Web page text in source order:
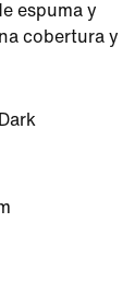
espuma y
cobertura y